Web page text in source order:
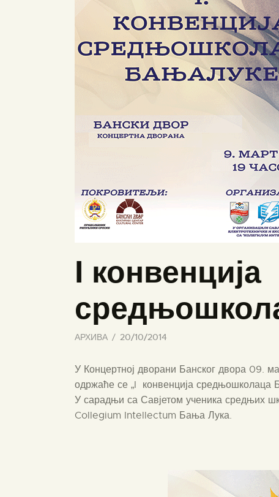
I конвенција
АРХИВА 20/10/2014
У Концертној дворани Банског двора 09.
одржаће се „I конвенција средњошколаца
У сарадњи са Савјетом ученика средњих
Collegium Intellectum Бања Лука.